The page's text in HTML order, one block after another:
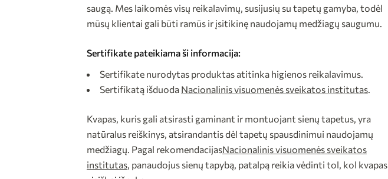
saugą. Mes laikomės visų reikalavimų, susijusių su tapetų gamyba, todėl
mūsų klientai gali būti ramūs ir įsitikinę naudojamų medžiagų saugumu.
Sertifikate pateikiama ši informacija:
Sertifikate nurodytas produktas atitinka higienos reikalavimus.
Sertifikatą išduoda Nacionalinis visuomenės sveikatos institutas.
Kvapas, kuris gali atsirasti gaminant ir montuojant sienų tapetus, yra
natūralus reiškinys, atsirandantis dėl tapetų spausdinimui naudojamų
medžiagų. Pagal rekomendacijasNacionalinis visuomenės sveikatos
institutas, panaudojus sienų tapybą, patalpą reikia vėdinti tol, kol kvapas